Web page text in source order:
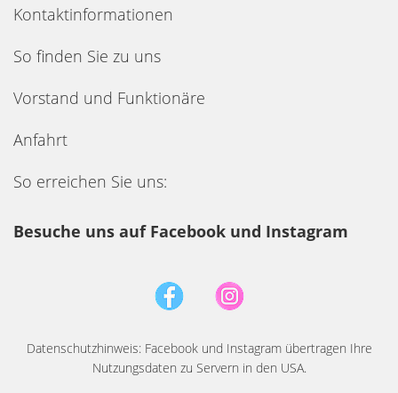
Kontaktinformationen
So finden Sie zu uns
Vorstand und Funktionäre
Anfahrt
So erreichen Sie uns:
Besuche uns auf Facebook und Instagram
Datenschutzhinweis: Facebook und Instagram übertragen Ihre
Nutzungsdaten zu Servern in den USA.